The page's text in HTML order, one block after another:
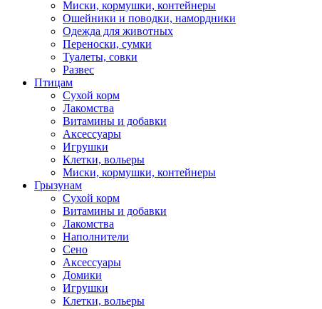
Миски, кормушки, контейнеры
Ошейники и поводки, намордники
Одежда для животных
Переноски, сумки
Туалеты, совки
Развес
Птицам
Сухой корм
Лакомства
Витамины и добавки
Аксессуары
Игрушки
Клетки, вольеры
Миски, кормушки, контейнеры
Грызунам
Сухой корм
Витамины и добавки
Лакомства
Наполнители
Сено
Аксессуары
Домики
Игрушки
Клетки, вольеры